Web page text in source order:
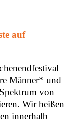
auf
Männer* und
von
Wir heißen
innerhalb